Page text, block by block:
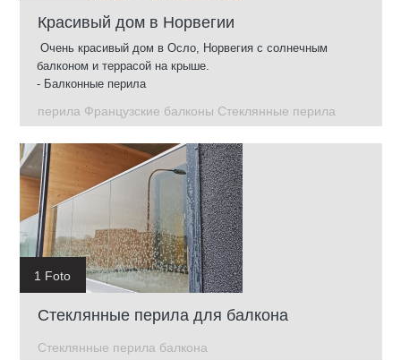
Красивый дом в Норвегии
Очень красивый дом в Осло, Норвегия с солнечным
балконом и террасой на крыше.
- Балконные перила
- Французские балконы
перила Французские балконы Стеклянные перила
1 Foto
Стеклянные перила для балкона
Стеклянные перила балкона